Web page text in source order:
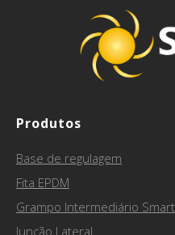
Produtos
Base de regulagem
Fita EPDM
Grampo Intermediário Smart
Junção Lateral